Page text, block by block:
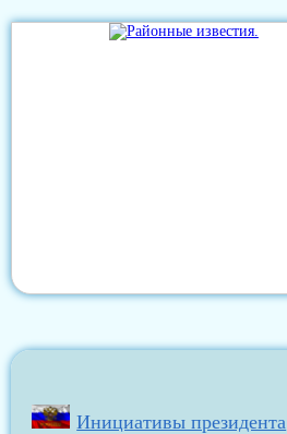
Инициативы президента